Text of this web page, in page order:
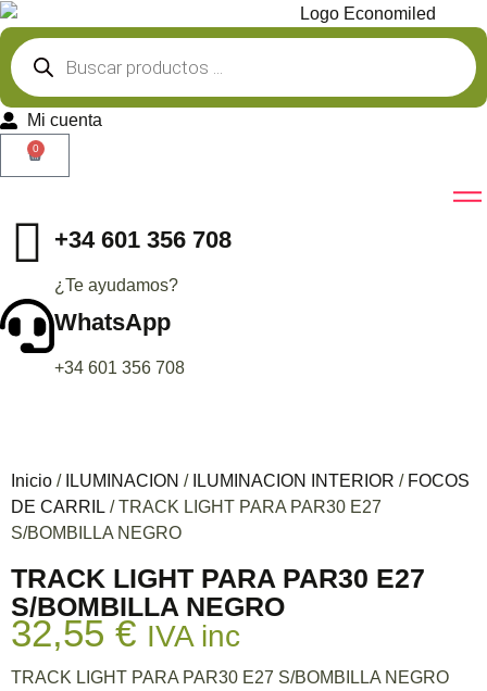
Mi cuenta
0
+34 601 356 708
¿Te ayudamos?
WhatsApp
+34 601 356 708
Inicio / ILUMINACION / ILUMINACION INTERIOR / FOCOS
DE CARRIL / TRACK LIGHT PARA PAR30 E27
S/BOMBILLA NEGRO
TRACK LIGHT PARA PAR30 E27
S/BOMBILLA NEGRO
32,55 € IVA inc
TRACK LIGHT PARA PAR30 E27 S/BOMBILLA NEGRO